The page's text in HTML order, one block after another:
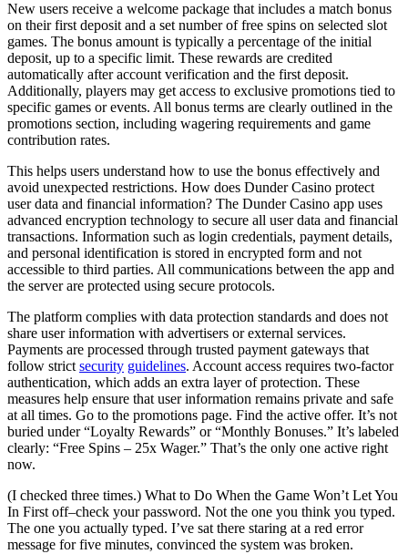
New users receive a welcome package that includes a match bonus
on their first deposit and a set number of free spins on selected slot
games. The bonus amount is typically a percentage of the initial
deposit, up to a specific limit. These rewards are credited
automatically after account verification and the first deposit.
Additionally, players may get access to exclusive promotions tied to
specific games or events. All bonus terms are clearly outlined in the
promotions section, including wagering requirements and game
contribution rates.
This helps users understand how to use the bonus effectively and
avoid unexpected restrictions. How does Dunder Casino protect
user data and financial information? The Dunder Casino app uses
advanced encryption technology to secure all user data and financial
transactions. Information such as login credentials, payment details,
and personal identification is stored in encrypted form and not
accessible to third parties. All communications between the app and
the server are protected using secure protocols.
The platform complies with data protection standards and does not
share user information with advertisers or external services.
Payments are processed through trusted payment gateways that
follow strictsecurity guidelines. Account access requires two-factor
authentication, which adds an extra layer of protection. These
measures help ensure that user information remains private and safe
at all times. Go to the promotions page. Find the active offer. It’s not
buried under “Loyalty Rewards” or “Monthly Bonuses.” It’s labeled
clearly: “Free Spins – 25x Wager.” That’s the only one active right
now.
(I checked three times.) What to Do When the Game Won’t Let You
In First off–check your password. Not the one you think you typed.
The one you actually typed. I’ve sat there staring at a red error
message for five minutes, convinced the system was broken.